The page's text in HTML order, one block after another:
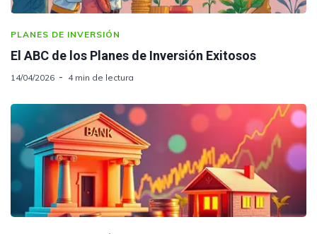
PLANES DE INVERSIÓN
El ABC de los Planes de Inversión Exitosos
14/04/2026 4 min de lectura